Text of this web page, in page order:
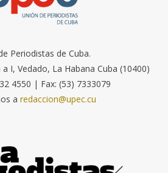
Periodistas de Cuba.
I, Vedado, La Habana Cuba (10400)
4550 | Fax: (53) 7333079
a redaccion@upec.cu